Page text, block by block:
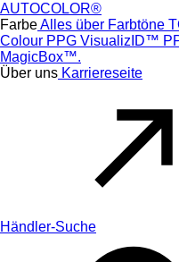
AUTOCOLOR®
FarbeAlles über Farbtöne
Colour PPG VisualizID™
MagicBox™.
Über uns Karriereseite
Händler-Suche